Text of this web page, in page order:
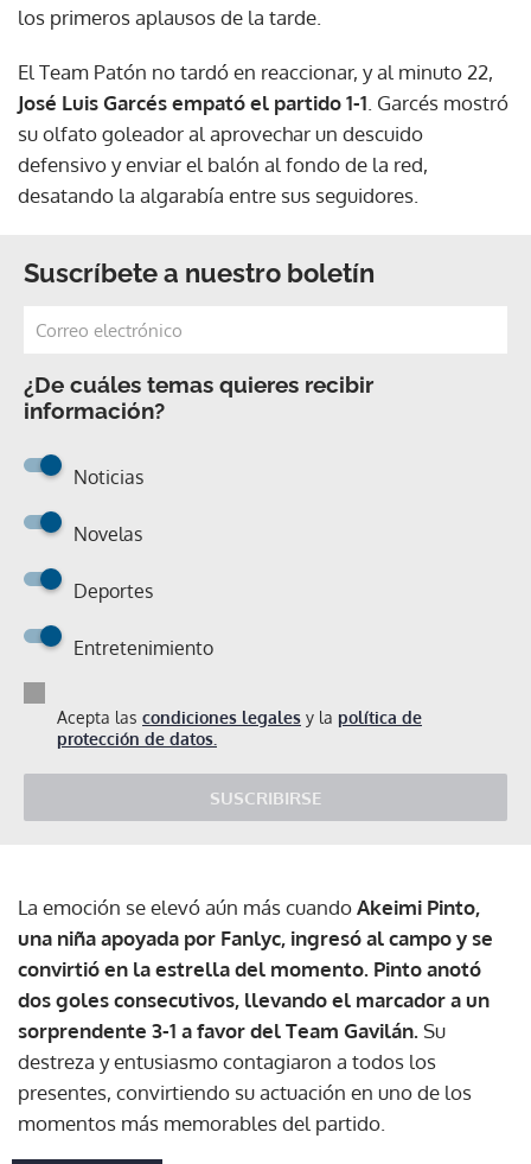
los primeros aplausos de la tarde.
El Team Patón no tardó en reaccionar, y al minuto 22,
José Luis Garcés empató el partido 1-1 . Garcés mostró
su olfato goleador al aprovechar un descuido
defensivo y enviar el balón al fondo de la red,
desatando la algarabía entre sus seguidores.
Suscríbete a nuestro boletín
¿De cuáles temas quieres recibir
información?
Noticias
Novelas
Deportes
Entretenimiento
Acepta las condiciones legales y la política de
protección de datos.
SUSCRIBIRSE
La emoción se elevó aún más cuandoAkeimi Pinto,
una niña apoyada por Fanlyc, ingresó al campo y se
convirtió en la estrella del momento. Pinto anotó
dos goles consecutivos, llevando el marcador a un
sorprendente 3-1 a favor del Team Gavilán.Su
destreza y entusiasmo contagiaron a todos los
presentes, convirtiendo su actuación en uno de los
momentos más memorables del partido.